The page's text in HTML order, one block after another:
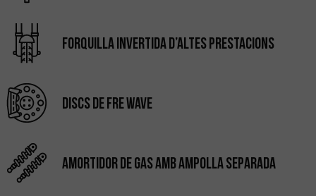
Forquilla invertida d’altes prestacions
Discs de fre wave
Amortidor de gas amb ampolla separada